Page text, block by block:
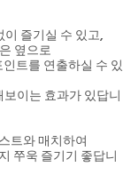
즐기실 수 있고,
옆으로
트를 연출하실 수 있
이는 효과가 있답니
트와 매치하여
쭈욱 즐기기 좋답니